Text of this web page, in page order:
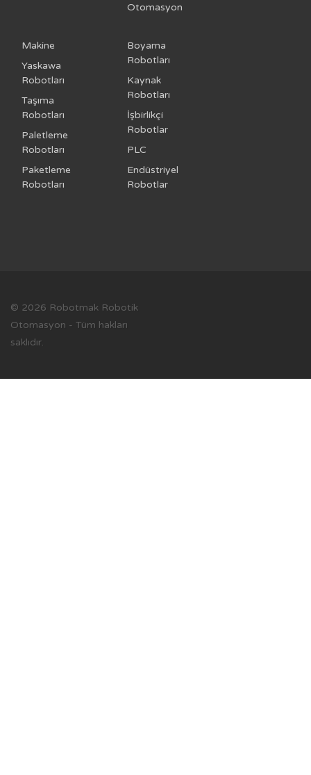
Otomasyon
Makine
Yaskawa
Robotları
Taşıma
Robotları
Paletleme
Robotları
Paketleme
Robotları
Boyama
Robotları
Kaynak
Robotları
İşbirlikçi
Robotlar
PLC
Endüstriyel
Robotlar
© 2026 Robotmak Robotik
Otomasyon - Tüm hakları
saklıdır.